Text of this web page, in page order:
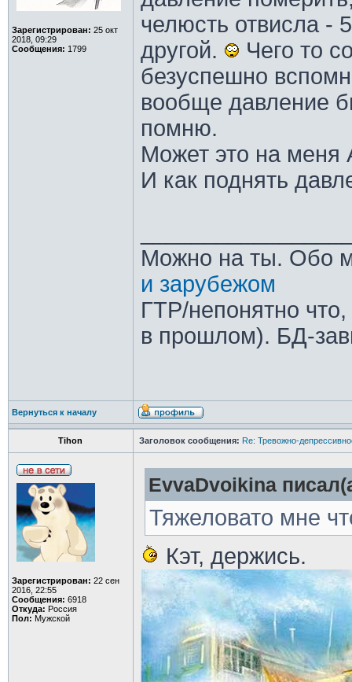
Зарегистрирован: 25 окт
2018, 09:29
Сообщения: 1799
челюсть отвисла -
другой.
Чего то
безуспешно
вообще давление
помню.
Может это на меня
И как поднять
Можно на ты. Обо
и зарубежом
ГТР/непонятно
в прошлом). БД-
Вернуться к началу
Tihon Заголовок сообщения: Re: Тревожно-
Зарегистрирован: 22 сен
2016, 22:55
Сообщения: 6918
Откуда: Россия
Пол: Мужской
EvvaDvoikina
Тяжеловато мне
Кэт, держись.